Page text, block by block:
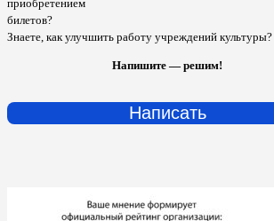
приобретением
билетов?
Знаете, как улучшить работу учреждений культуры?
Напишите — решим!
Написать